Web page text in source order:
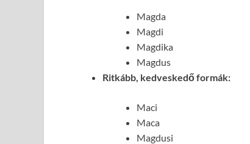
Magda
Magdi
Magdika
Magdus
Ritkább, kedveskedő formák:
Maci
Maca
Magdusi